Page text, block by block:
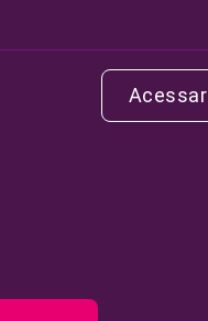
Acessar